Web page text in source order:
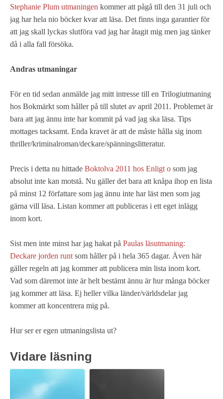
Stephanie Plum utmaningen kommer att pågå till den 31 juli och
jag har hela nio böcker kvar att läsa. Det finns inga garantier för
att jag skall lyckas slutföra vad jag har åtagit mig men jag tänker
då i alla fall försöka.
Andras utmaningar
För en tid sedan anmälde jag mitt intresse till en Trilogiutmaning
hos Bokmärkt som håller på till slutet av april 2011. Problemet är
bara att jag ännu inte har kommit på vad jag ska läsa. Tips
mottages tacksamt. Enda kravet är att de måste hålla sig inom
thriller/kriminalroman/deckare/spänningslitteratur.
Precis i detta nu hittade Boktolva 2011 hos Enligt o som jag
absolut inte kan motstå. Nu gäller det bara att knåpa ihop en lista
på minst 12 författare som jag ännu inte har läst men som jag
gärna vill läsa. Listan kommer att publiceras i ett eget inlägg
inom kort.
Sist men inte minst har jag hakat på Paulas läsutmaning:
Deckare jorden runt som håller på i hela 365 dagar. Även här
gäller regeln att jag kommer att publicera min lista inom kort.
Vad som däremot inte är helt bestämt ännu är hur många böcker
jag kommer att läsa. Ej heller vilka länder/världsdelar jag
kommer att koncentrera mig på.
Hur ser er egen utmaningslista ut?
Vidare läsning